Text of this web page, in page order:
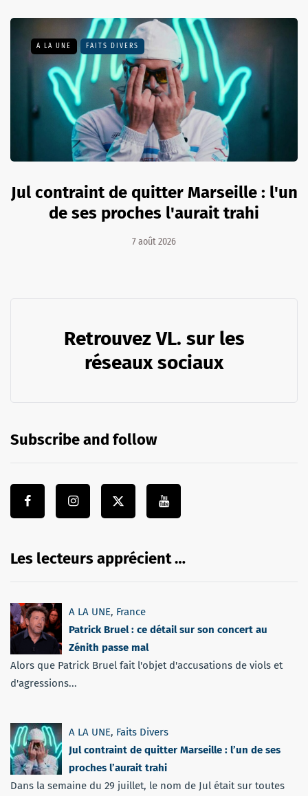
A LA UNE FAITS DIVERS
Jul contraint de quitter Marseille : l'un
de ses proches l'aurait trahi
7 août 2026
Retrouvez VL. sur les
réseaux sociaux
Subscribe and follow
Les lecteurs apprécient …
A LA UNE, France
Patrick Bruel : ce détail sur son concert au
Zénith passe mal
Alors que Patrick Bruel fait l'objet d'accusations de viols et
d'agressions...
A LA UNE, Faits Divers
Jul contraint de quitter Marseille : l’un de ses
proches l’aurait trahi
Dans la semaine du 29 juillet, le nom de Jul était sur toutes